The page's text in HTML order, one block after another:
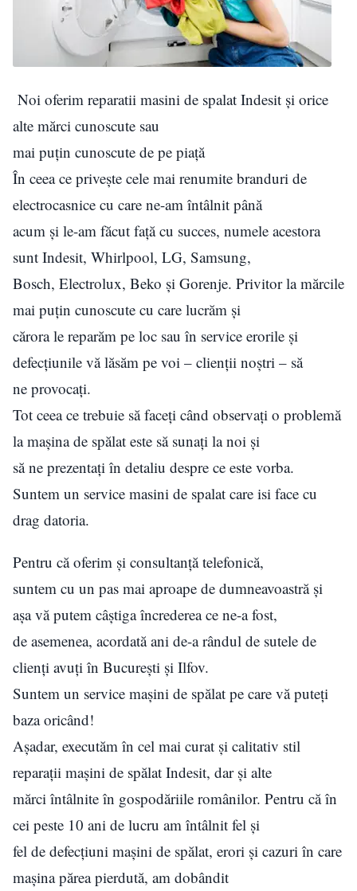
Noi oferim reparatii masini de spalat Indesit și orice
alte mărci cunoscute sau
mai puțin cunoscute de pe piață
În ceea ce privește cele mai renumite branduri de
electrocasnice cu care ne-am întâlnit până
acum și le-am făcut față cu succes, numele acestora
sunt Indesit, Whirlpool, LG, Samsung,
Bosch, Electrolux, Beko și Gorenje. Privitor la mărcile
mai puțin cunoscute cu care lucrăm și
cărora le reparăm pe loc sau în service erorile și
defecțiunile vă lăsăm pe voi – clienții noștri – să
ne provocați.
Tot ceea ce trebuie să faceți când observați o problemă
la mașina de spălat este să sunați la noi și
să ne prezentați în detaliu despre ce este vorba.
Suntem un service masini de spalat care isi face cu
drag datoria.
Pentru că oferim și consultanță telefonică,
suntem cu un pas mai aproape de dumneavoastră și
așa vă putem câștiga încrederea ce ne-a fost,
de asemenea, acordată ani de-a rândul de sutele de
clienți avuți în București și Ilfov.
Suntem un service mașini de spălat pe care vă puteți
baza oricând!
Așadar, executăm în cel mai curat și calitativ stil
reparații mașini de spălat Indesit, dar și alte
mărci întâlnite în gospodăriile românilor. Pentru că în
cei peste 10 ani de lucru am întâlnit fel și
fel de defecțiuni mașini de spălat, erori și cazuri în care
mașina părea pierdută, am dobândit